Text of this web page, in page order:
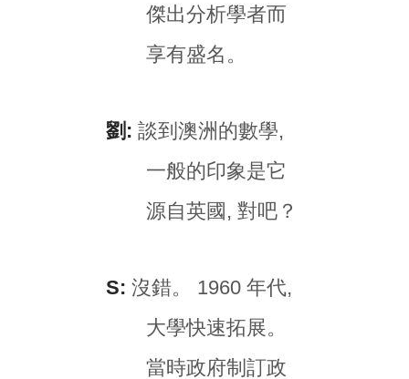
傑出分析學者而
享有盛名。
劉: 談到澳洲的數學,
一般的印象是它
源自英國, 對吧？
S: 沒錯。 1960 年代,
大學快速拓展。
當時政府制訂政